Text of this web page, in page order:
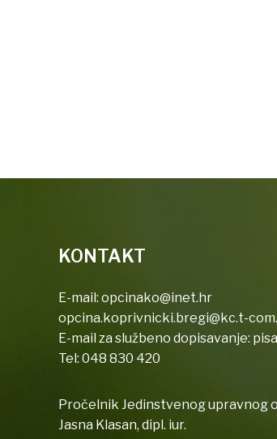
KONTAKT
E-mail: opcinako@inet.hr
opcina.koprivnicki.bregi@kc.t-
E-mail za službeno dopisavanje:
Tel: 048 830 420
Pročelnik Jedinstvenog upravnog
Jasna Klasan, dipl. iur.